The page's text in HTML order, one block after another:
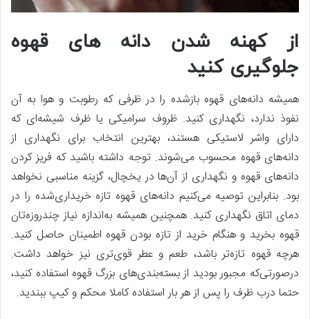
از کهنه شدن دانه‌ های قهوه
جلوگیری کنید
همیشه دانه‌های قهوه بازشده را در ظرفی که رطوبت و هوا به آن
نفوذ ندارد، نگهداری کنید. ظروف سرامیکی یا ظرف شیشه‌ای که
دارای واشر لاستیکی هستند، بهترین انتخاب برای نگهداری از
دانه‌های قهوه محسوب می‌شوند. توجه داشته باشید که فریز کردن
دانه‌های قهوه و نگهداری از آن‌ها در یخچال، گزینه مناسبی نخواهد
بود. بنابراین توصیه می‌کنیم دانه‌های قهوه تازه خریداری‌شده را در
دمای اتاق نگهداری کنید. همچنین همیشه به‌اندازه نیاز چندروزه‌تان
قهوه بخرید و هنگام خرید از تازه بودن قهوه اطمینان حاصل کنید.
هرچه قهوه تازه‌تر باشد، طعم و عطر قوی‌تری نیز خواهد داشت.
درصورتی‌‌که مجبور بودید از بسته‌بندی‌های بزرگ قهوه استفاده کنید،
حتما درب ظرف را پس از هر بار استفاده کاملا محکم و کیپ ببندید.